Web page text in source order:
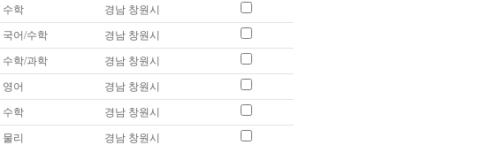
수학 경남 창원시
국어/수학 경남 창원시
수학/과학 경남 창원시
영어 경남 창원시
수학 경남 창원시
물리 경남 창원시